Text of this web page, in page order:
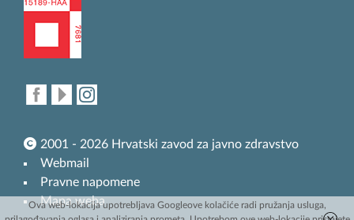
2001 - 2026 Hrvatski zavod za javno zdravstvo
Webmail
Pravne napomene
Mapa weba
Ova web-lokacija upotrebljava Googleove kolačiće radi pružanja usluga,